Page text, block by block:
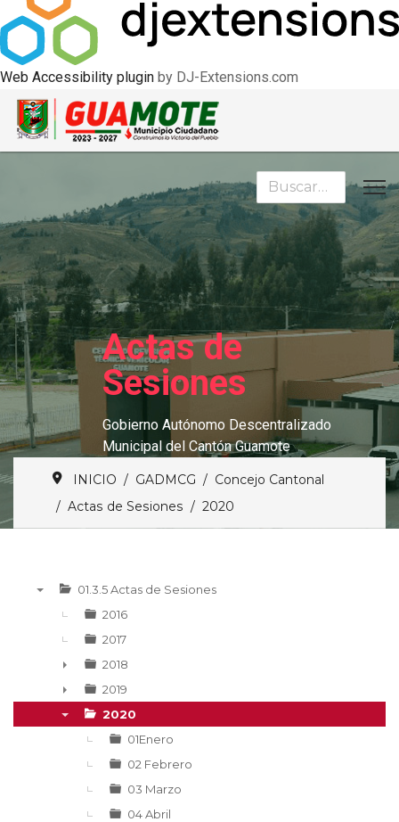
Web Accessibility plugin by DJ-Extensions.com
Buscar
Actas de
Sesiones
Gobierno Autónomo Descentralizado
Municipal del Cantón Guamote
INICIO GADMCG
Concejo Cantonal
Actas de Sesiones
2020
01.3.5 Actas de Sesiones
2016
2017
►
2018
►
2019
2020
01Enero
02 Febrero
03 Marzo
04 Abril